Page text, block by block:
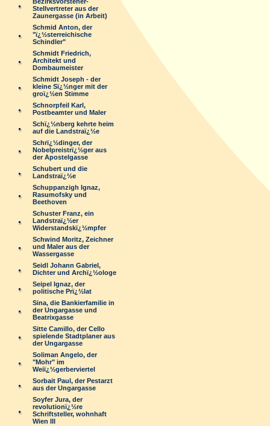
Stellvertreter aus der
Zaunergasse (in Arbeit)
Schmid Anton, der
"ï¿½sterreichische
Schindler"
Schmidt Friedrich,
Architekt und
Dombaumeister
Schmidt Joseph - der
kleine Sï¿½nger mit der
groï¿½en Stimme
Schnorpfeil Karl,
Postbeamter und Maler
Schï¿½nberg kehrte heim
auf die Landstraï¿½e
Schrï¿½dinger, der
Nobelpreistrï¿½ger aus
der Apostelgasse
Schubert und die
Landstraï¿½e
Schuppanzigh Ignaz,
Rasumofsky und
Beethoven
Schuster Franz, ein
Landstraï¿½er
Widerstandskï¿½mpfer
Schwind Moritz, Zeichner
und Maler aus der
Wassergasse
Seidl Johann Gabriel,
Dichter und Archï¿½ologe
Seipel Ignaz, der
politische Prï¿½lat
Sina, die Bankierfamilie in
der Ungargasse und
Beatrixgasse
Sitte Camillo, der Cello
spielende Stadtplaner aus
der Ungargasse
Soliman Angelo, der
"Mohr" im
Weiï¿½gerberviertel
Sorbait Paul, der Pestarzt
aus der Ungargasse
Soyfer Jura, der
revolutionï¿½re
Schriftsteller, wohnhaft
Wien III